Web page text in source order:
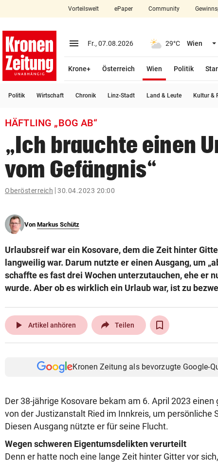
closeSchließen
account_circle Anmelden
arrow_right
bookmark
search
Suchbegriff
eingeben
© Krone Multimedia GmbH & Co KG 2026
Vorteilswelt ePaper Community
menu Menü aufklappen
Fr., 07.08.2026 29°C Wien
Krone+ Österreich Wien
Politik
Politik Wirtschaft Chronik Linz-Stadt Land & Leute Kultur &
HÄFTLING „BOG AB“
„Ich brauchte einen
vom Gefängnis“
Oberösterreich 30.04.2023 20:00
Von Markus Schütz
Urlaubsreif war ein Kosovare, dem die Zeit hinter
langweilig war. Darum nutzte er einen Ausgang, um
schaffte es fast drei Wochen unterzutauchen, ehe er
wurde. Aber ob es wirklich ein Urlaub war, ist zu
play_arrow Artikel anhören Teilen
Kronen Zeitung als bevorzugte Google-
Der 38-jährige Kosovare bekam am 6. April 2023
von der Justizanstalt Ried im Innkreis, um persönliche
Diesen Ausgang nützte er für seine Flucht.
Wegen schweren Eigentumsdelikten verurteilt
Denn er hatte noch eine lange Zeit hinter Gitter vor